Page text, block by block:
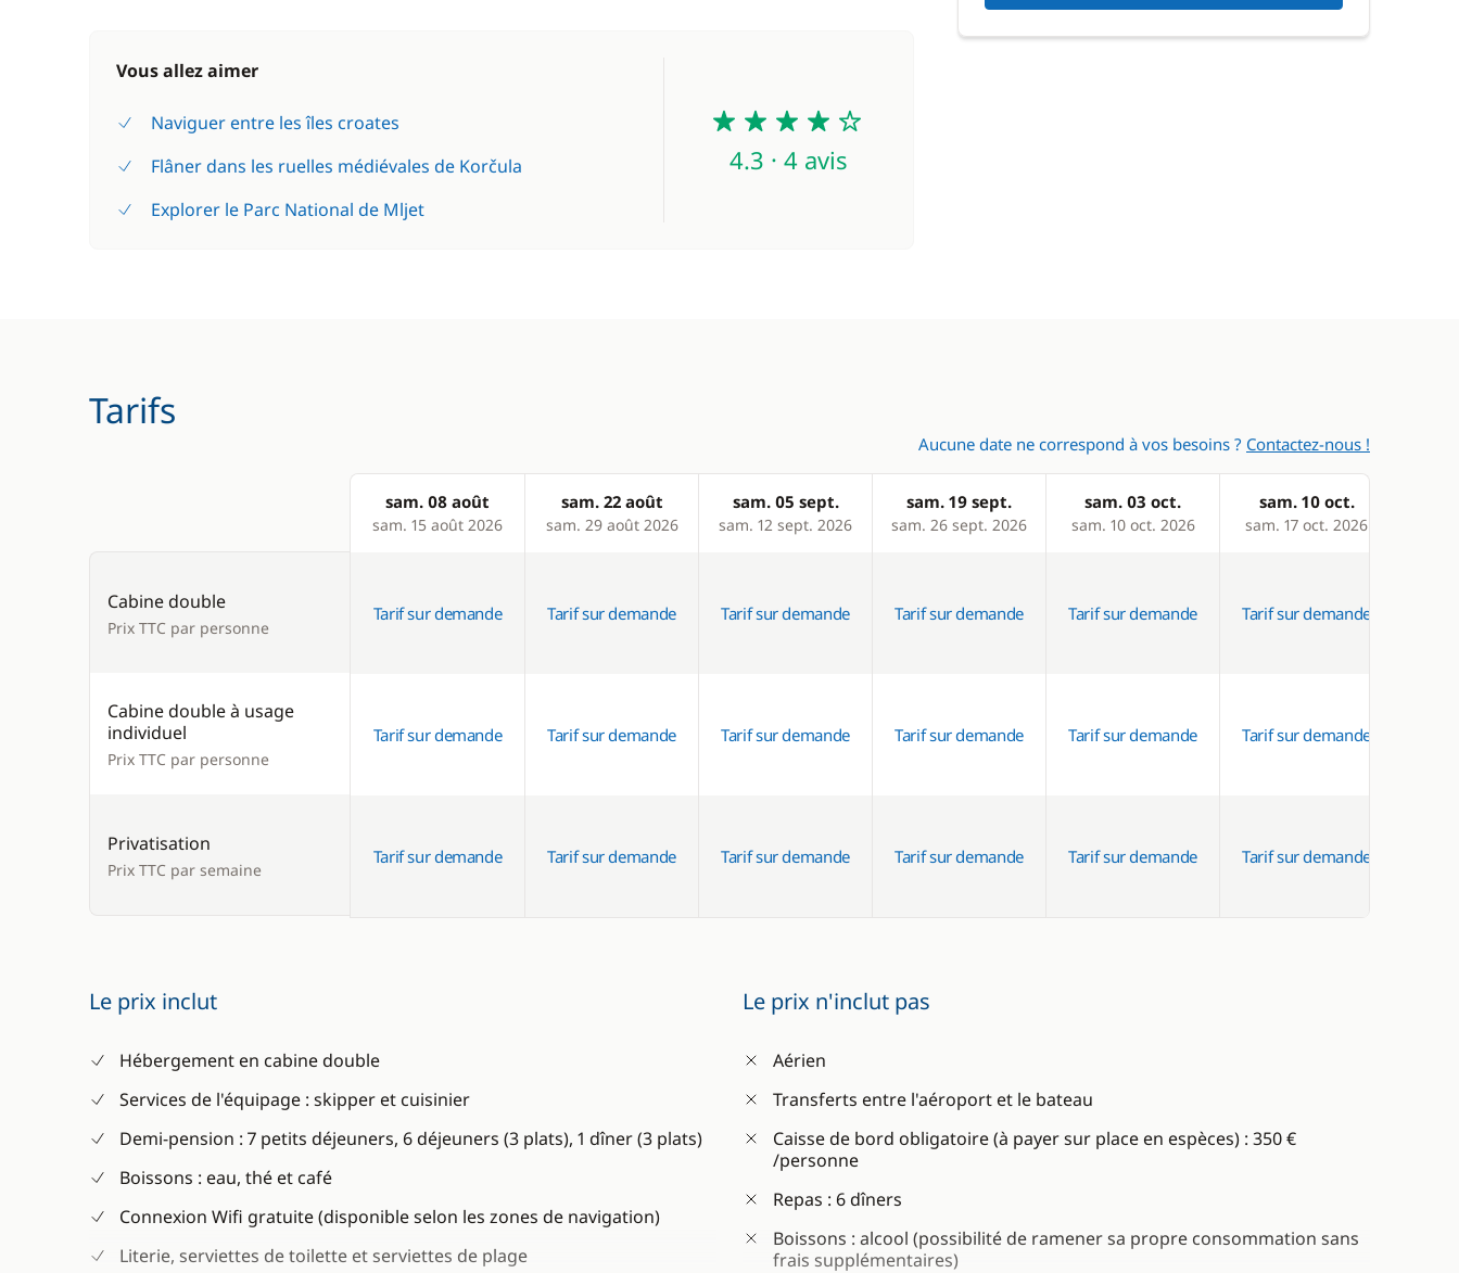
Vous allez aimer
Naviguer entre les îles croates
Flâner dans les ruelles médiévales de Korčula
Explorer le Parc National de Mljet
4.3
4.3 · 4 avis
Tarifs
Aucune date ne correspond à vos besoins ? Contactez-nous !
Products
sam. 08 août
sam. 15 août 2026
sam. 22 août
sam. 29 août 2026
sam. 05 sept.
sam. 12 sept. 2026
sam. 19 sept.
sam. 26 sept. 2026
sam. 03 oct.
sam. 10 oct. 2026
sam. 10 oct.
sam. 17 oct. 2026
Cabine double
Prix TTC par personne
Tarif sur demande Tarif sur demande Tarif sur demande Tarif sur demande Tarif sur demande Tarif sur demande
Cabine double à usage
individuel
Prix TTC par personne
Tarif sur demande Tarif sur demande Tarif sur demande Tarif sur demande Tarif sur demande Tarif sur demande
Privatisation
Prix TTC par semaine
Tarif sur demande Tarif sur demande Tarif sur demande Tarif sur demande Tarif sur demande Tarif sur demande
Le prix inclut
Hébergement en cabine double
Services de l'équipage : skipper et cuisinier
Demi-pension : 7 petits déjeuners, 6 déjeuners (3 plats), 1 dîner (3 plats)
Boissons : eau, thé et café
Connexion Wifi gratuite (disponible selon les zones de navigation)
Literie, serviettes de toilette et serviettes de plage
Le prix n'inclut pas
Aérien
Transferts entre l'aéroport et le bateau
Caisse de bord obligatoire (à payer sur place en espèces) : 350 €
/personne
Repas : 6 dîners
Boissons : alcool (possibilité de ramener sa propre consommation sans
frais supplémentaires)